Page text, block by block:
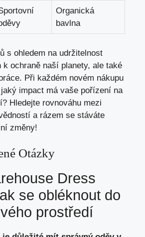
Organická
bavlna
s ohledem na udržitelnost
k ochraně naší planety, ale také
Při každém novém nákupu
impact má vaše pořízení na
Hledejte rovnováhu mezi
a rázem se stáváte
změny!
Otázky
Dress
se obléknout do
prostředí